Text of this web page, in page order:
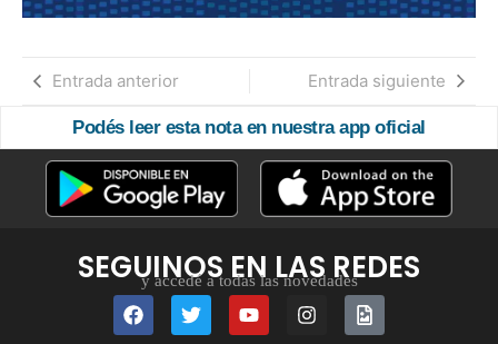
Entrada anterior Entrada siguiente
Podés leer esta nota en nuestra app oficial
SEGUINOS EN LAS REDES
y accedé a todas las novedades